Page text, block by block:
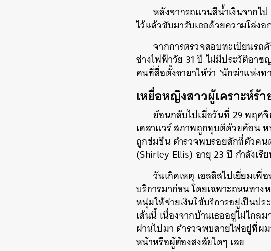
หลังจากรถแวนสีน้ำเงินจากไ
ไว้แล้วขับมารับเธอด้วยความโล่งอก
จากการตรวจสอบทะเบียนรถ
ช่างไฟฟ้าวัย 31 ปี ไม่มีประวัติอา
คนที่สื่อตั้งฉายาให้ว่า ‘นักฆ่าแห่ง
เหยื่อหญิงสาวผู้เคราะห์ร้า
ย้อนกลับไปเมื่อวันที่ 29 พฤศ
เดลาแวร์ สภาพถูกทุบตีด้วยค้อน
ถูกข่มขืน ตำรวจพบรอยสักที่ตัวคน
(Shirley Ellis) อายุ 23 ปี กำลังเรี
วันเกิดเหตุ เอลลิสไปเยี่ยมเ
บริการมาก่อน โดยเฉพาะถนนทา
หนุ่มให้จ่ายเงินใช้บริการอยู่เป็นป
เส้นนี้ เนื่องจากบ้านเธออยู่ไม่ไกล
ผ่านไปมา ตำรวจพบสายไฟอยู่ที่ผ
หน้าหรือผู้ต้องสงสัยใดๆ เลย
ค้นหา